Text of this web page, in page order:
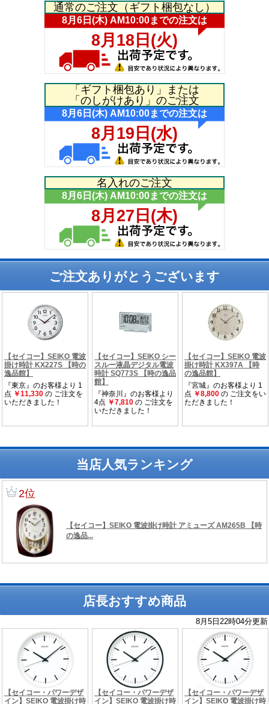
通常のご注文（ギフト梱包なし）
「ギフト梱包あり」または
「のしがけあり」のご注文
名入れのご注文
ご注文ありがとうございます
当店人気ランキング
店長おすすめ商品